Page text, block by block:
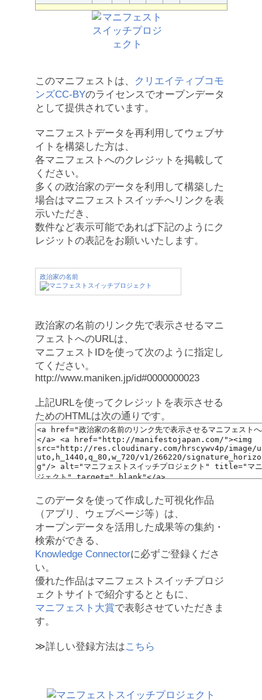
このマニフェストは、
クリエイティブコモ
ンズCC-BYのライセンスでオープンデータ
として提供されています。
マニフェストデータを再利用してウェブサ
イトを構築した方は、
各マニフェストへのクレジットを掲載して
ください。
多くの政治家のデータを利用して構築した
場合はマニフェストスイッチへリンクを表
示いただき、
数件など表示可能であれば下記のようにク
レジットの表記をお願いいたします。
政治家の名前
政治家の名前のリンク先で表示させるマニ
フェストへのURLは、
マニフェストIDを使って次のように指定し
てください。
http://www.maniken.jp/id#0000000023
上記URLを使ってクレジットを表示させる
ためのHTMLは次の通りです。
このデータを使って作成した可視化作品
（アプリ、ウェブページ等）は、
オープンデータを活用した成果等の集約・
検索ができる、
Knowledge Connectorに必ずご登録くださ
い。
優れた作品はマニフェストスイッチプロジ
ェクトサイトで紹介するとともに、
マニフェスト大賞で表彰させていただきま
す。
≫詳しい登録方法はこちら